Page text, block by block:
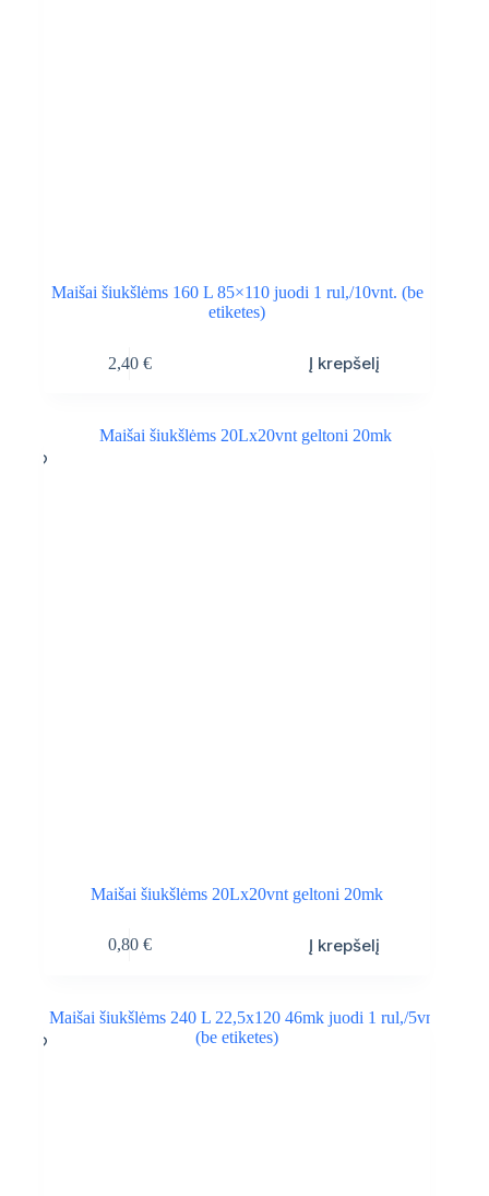
Maišai šiukšlėms 160 L 85×110 juodi 1 rul,/10vnt. (be
etiketes)
2,40 € Į krepšelį
Maišai šiukšlėms 20Lx20vnt geltoni 20mk
0,80 € Į krepšelį